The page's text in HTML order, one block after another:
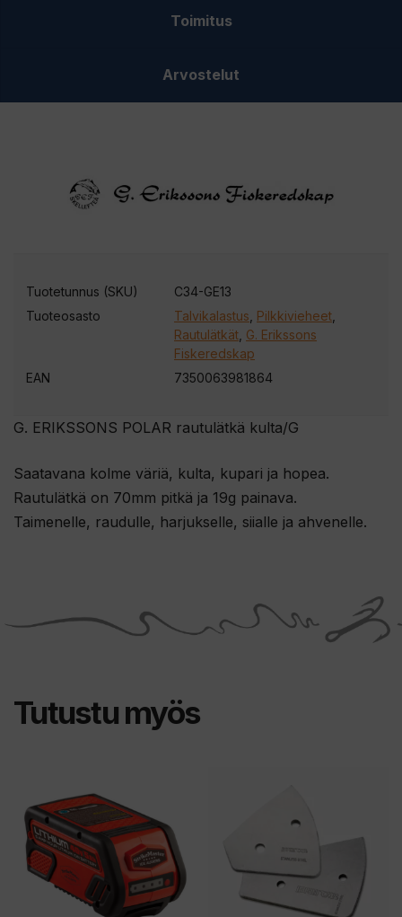
Toimitus
Arvostelut
G. ERIKSSONS POLAR rautulätkä kulta/G
Saatavana kolme väriä, kulta, kupari ja hopea.
Rautulätkä on 70mm pitkä ja 19g painava.
Taimenelle, raudulle, harjukselle, siialle ja ahvenelle.
Tuotetunnus (SKU)
C34-GE13
Tuoteosasto
Talvikalastus Pilkkivieheet
Rautulätkät G. Erikssons
Fiskeredskap
EAN
7350063981864
Tutustu myös
useampi
muunnelma.